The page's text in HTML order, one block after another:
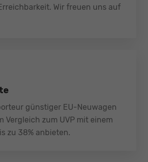
Wir freuen uns auf
günstiger EU-Neuwagen
Vergleich zum UVP mit einem
zu 38% anbieten.